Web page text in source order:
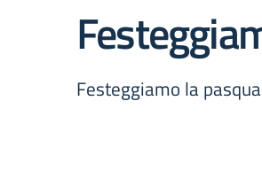
Festeggiamo la